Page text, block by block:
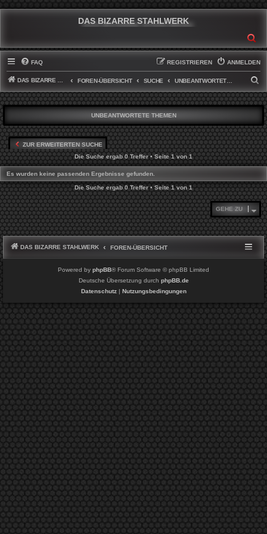
DAS BIZARRE STAHLWERK
FAQ ANMELDEN
REGISTRIEREN
DAS BIZARRE STAHLWERK FOREN-ÜBERSICHT SUCHE
U
C
H
E
UNBEANTWORTETE THEMEN
ZUR ERWEITERTEN SUCHE
Die Suche ergab 0 Treffer • Seite1von1
Es wurden keine passenden Ergebnisse gefunden.
Die Suche ergab 0 Treffer • Seite1von1
GEHE ZU
DAS BIZARRE STAHLWERK FOREN-ÜBERSICHT
Powered by phpBB® Forum Software © phpBB Limited
Deutsche Übersetzung durch phpBB.de
Datenschutz| Nutzungsbedingungen